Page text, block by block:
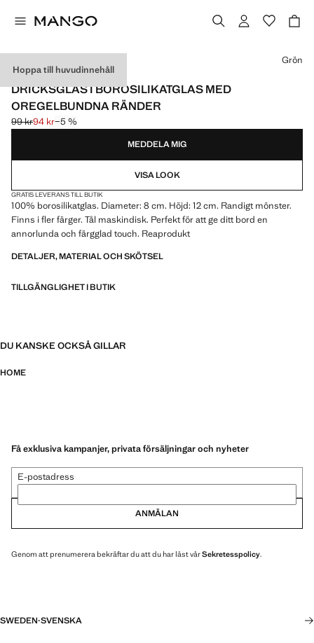
Hoppa till huvudinnehåll
BORSILIKAT
DRICKSGLAS I BOROSILIKATGLAS MED
OREGELBUNDNA RÄNDER
Ursprungligt pris överstruket [99 kr ]
99 kr
Gällande pris [94 kr ]
94 kr−5 %
Välj en färg
Grön
MEDDELA MIG
VISA LOOK
GRATIS LEVERANS TILL BUTIK
100% borosilikatglas. Diameter: 8 cm. Höjd: 12 cm. Randigt mönster.
Finns i fler färger. Tål maskindisk. Perfekt för att ge ditt bord en
annorlunda och färgglad touch. Reaprodukt
DETALJER, MATERIAL OCH SKÖTSEL
TILLGÄNGLIGHET I BUTIK
DU KANSKE OCKSÅ GILLAR
HOME
Få exklusiva kampanjer, privata försäljningar och nyheter
E-postadress
ANMÄLAN
Genom att prenumerera bekräftar du att du har läst vårSekretesspolicy.
SWEDEN·SVENSKA